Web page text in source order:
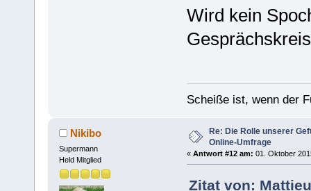
Wird kein
Scheiße ist, wenn der
Nikibo
Supermann
Held Mitglied
Re: Die Rolle unserer
Online-Umfrage
« Antwort #12 am: 01. Oktober
Zitat von: